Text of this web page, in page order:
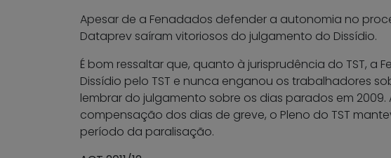
Apesar de a Fenadados defender a autonomia no
Dataprev saíram vitoriosos do julgamento do Dissídio.
É bom ressaltar que, quanto à jurisprudência do TST,
Dissídio pelo TST e nunca enganou os trabalhadores
lembrar do julgamento sobre os dias parados em
compensação dos dias de greve, o Pleno do TST
período da paralisação.